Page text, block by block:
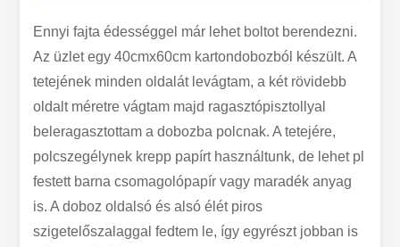
Ennyi fajta édességgel már lehet boltot berendezni.
Az üzlet egy 40cmx60cm kartondobozból készült. A
tetejének minden oldalát levágtam, a két rövidebb
oldalt méretre vágtam majd ragasztópisztollyal
beleragasztottam a dobozba polcnak. A tetejére,
polcszegélynek krepp papírt használtunk, de lehet pl
festett barna csomagolópapír vagy maradék anyag
is. A doboz oldalsó és alsó élét piros
szigetelőszalaggal fedtem le, így egyrészt jobban is